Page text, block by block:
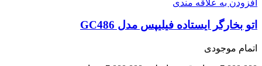
افزودن به علاقه مندی
اتو بخارگر ایستاده فیلیپس مدل GC486
اتمام موجودی